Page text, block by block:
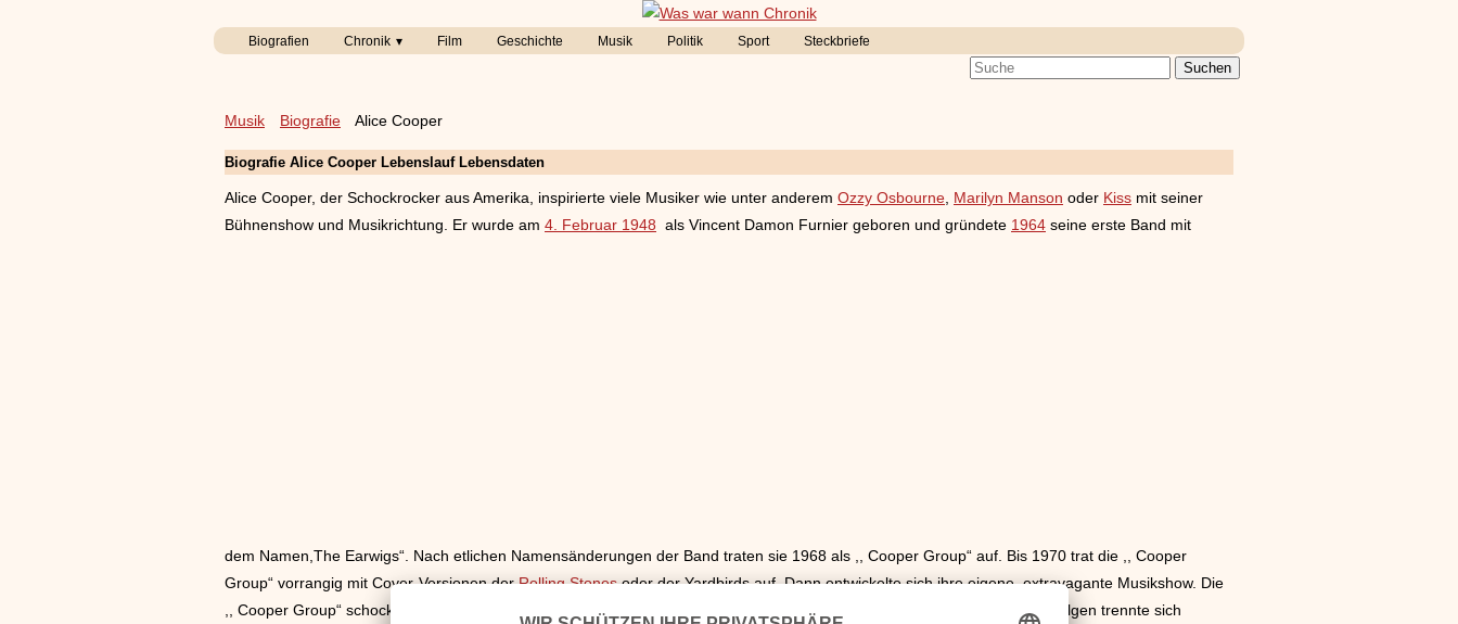
Biografien Chronik Film Geschichte Musik Politik Sport Steckbriefe
Musik Biografie Alice Cooper
Biografie Alice Cooper Lebenslauf Lebensdaten
Alice Cooper, der Schockrocker aus Amerika, inspirierte viele Musiker wie unter anderem Ozzy Osbourne, Marilyn Manson oder Kiss mit seiner
Bühnenshow und Musikrichtung. Er wurde am 4. Februar 1948 als Vincent Damon Furnier geboren und gründete 1964 seine erste Band mit
dem Namen,The Earwigs“. Nach etlichen Namensänderungen der Band traten sie 1968 als ,, Cooper Group“ auf. Bis 1970 trat die ,, Cooper
Group“ vorrangig mit Cover-Versionen derRolling Stonesoder der Yardbirds auf. Dann entwickelte sich ihre eigene, extravagante Musikshow. Die
,, Cooper Group“ schockierte mit Blut, Schlangen, aufwändiger Schminke und extravaganten Kostümen. Nach etlichen Erfolgen trennte sich